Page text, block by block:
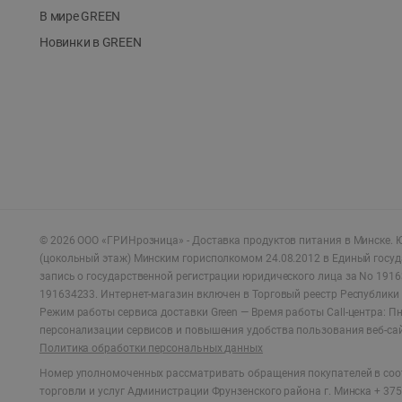
В мире GREEN
Новинки в GREEN
© 2026 ООО «ГРИНрозница» - Доставка продуктов питания в Минске.
(цокольный этаж) Минским горисполкомом 24.08.2012 в Единый
запись о государственной регистрации юридического лица за No
191634233. Интернет-магазин включен в Торговый реестр
Режим работы сервиса доставки Green — Время работы Call-центра:
персонализации сервисов и повышения удобства пользования веб-
Политика обработки персональных данных
Номер уполномоченных рассматривать обращения покупателей в
торговли и услуг Администрации Фрунзенского района г. Минска +